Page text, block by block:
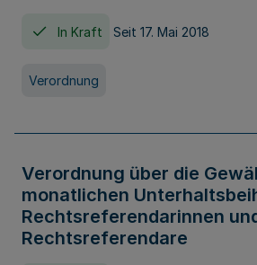
In Kraft Seit 17. Mai 2018
Verordnung
Verordnung über die
monatlichen
Rechtsreferendarinnen
Rechtsreferendare